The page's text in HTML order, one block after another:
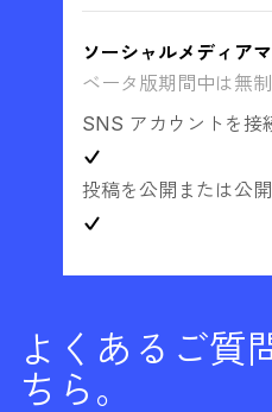
ソーシャルメディア
ベータ版期間中は無
SNS アカウントを接
投稿を公開または公
よくあるご質
ちら。